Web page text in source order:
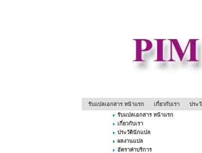
รับแปลเอกสาร หน้าแรก เกี่ยวกับเรา ประ
รับแปลเอกสาร หน้าแรก
เกี่ยวกับเรา
ประวัตินักแปล
ผลงานแปล
อัตราค่าบริการ